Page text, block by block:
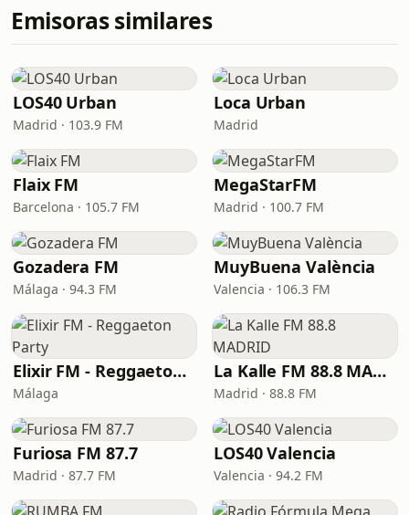
Emisoras similares
LOS40 Urban
Madrid · 103.9 FM
Loca Urban
Madrid
Flaix FM
Barcelona · 105.7 FM
MegaStarFM
Madrid · 100.7 FM
Gozadera FM
Málaga · 94.3 FM
MuyBuena València
Valencia · 106.3 FM
Elixir FM - Reggaeton Party
Málaga
La Kalle FM 88.8 MADRID
Madrid · 88.8 FM
Furiosa FM 87.7
Madrid · 87.7 FM
LOS40 Valencia
Valencia · 94.2 FM